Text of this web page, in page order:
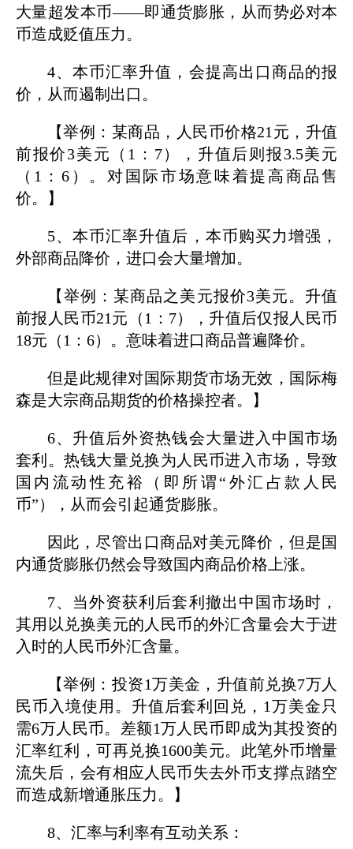
大量超发本币——即通货膨胀，从而势必对本
币造成贬值压力。
4、本币汇率升值，会提高出口商品的报
价，从而遏制出口。
【举例：某商品，人民币价格21元，升值
前报价3美元（1：7），升值后则报3.5美元
（1：6）。对国际市场意味着提高商品售
价。】
5、本币汇率升值后，本币购买力增强，
外部商品降价，进口会大量增加。
【举例：某商品之美元报价3美元。升值
前报人民币21元（1：7），升值后仅报人民币
18元（1：6）。意味着进口商品普遍降价。
但是此规律对国际期货市场无效，国际梅
森是大宗商品期货的价格操控者。】
6、升值后外资热钱会大量进入中国市场
套利。热钱大量兑换为人民币进入市场，导致
国内流动性充裕（即所谓“外汇占款人民
币”），从而会引起通货膨胀。
因此，尽管出口商品对美元降价，但是国
内通货膨胀仍然会导致国内商品价格上涨。
7、当外资获利后套利撤出中国市场时，
其用以兑换美元的人民币的外汇含量会大于进
入时的人民币外汇含量。
【举例：投资1万美金，升值前兑换7万人
民币入境使用。升值后套利回兑，1万美金只
需6万人民币。差额1万人民币即成为其投资的
汇率红利，可再兑换1600美元。此笔外币增量
流失后，会有相应人民币失去外币支撑点踏空
而造成新增通胀压力。】
8、汇率与利率有互动关系：